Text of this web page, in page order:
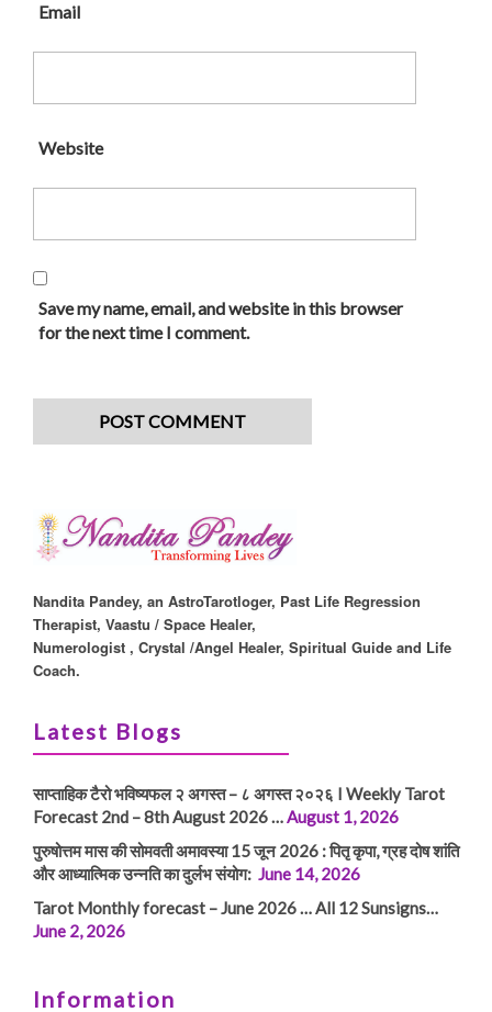
Email
Website
Save my name, email, and website in this browser
for the next time I comment.
Nandita Pandey, an AstroTarotloger, Past Life Regression
Therapist, Vaastu / Space Healer,
Numerologist , Crystal /Angel Healer, Spiritual Guide and Life
Coach.
Latest Blogs
साप्ताहिक टैरो भविष्यफल २ अगस्त – ८ अगस्त २०२६ I Weekly Tarot
Forecast 2nd – 8th August 2026 …August 1, 2026
पुरुषोत्तम मास की सोमवती अमावस्या 15 जून 2026 : पितृ कृपा, ग्रह दोष शांति
और आध्यात्मिक उन्नति का दुर्लभ संयोग: June 14, 2026
Tarot Monthly forecast – June 2026 … All 12 Sunsigns…
June 2, 2026
Information